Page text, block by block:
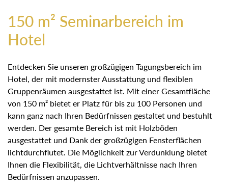
150 m² Seminarbereich im
Hotel
Entdecken Sie unseren großzügigen Tagungsbereich im
Hotel, der mit modernster Ausstattung und flexiblen
Gruppenräumen ausgestattet ist. Mit einer Gesamtfläche
von 150 m² bietet er Platz für bis zu 100 Personen und
kann ganz nach Ihren Bedürfnissen gestaltet und bestuhlt
werden. Der gesamte Bereich ist mit Holzböden
ausgestattet und Dank der großzügigen Fensterflächen
lichtdurchflutet. Die Möglichkeit zur Verdunklung bietet
Ihnen die Flexibilität, die Lichtverhältnisse nach Ihren
Bedürfnissen anzupassen.